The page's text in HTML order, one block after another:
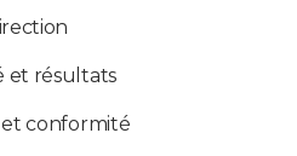
et résultats
conformité